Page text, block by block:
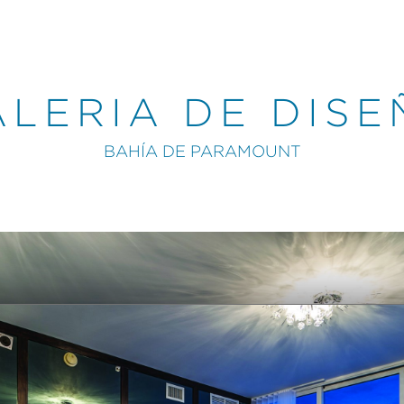
DE
BAHÍA DE PARAMOUNT